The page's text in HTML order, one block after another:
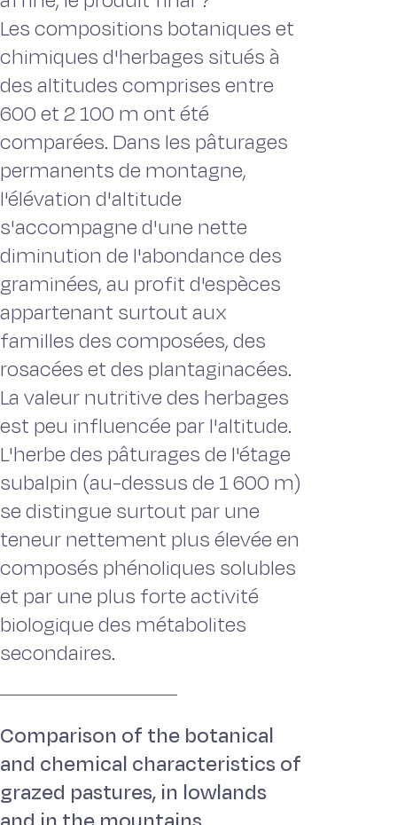
Les compositions botaniques et
chimiques d'herbages situés à
des altitudes comprises entre
600 et 2 100 m ont été
comparées. Dans les pâturages
permanents de montagne,
l'élévation d'altitude
s'accompagne d'une nette
diminution de l'abondance des
graminées, au profit d'espèces
appartenant surtout aux
familles des composées, des
rosacées et des plantaginacées.
La valeur nutritive des herbages
est peu influencée par l'altitude.
L'herbe des pâturages de l'étage
subalpin (au-dessus de 1 600 m)
se distingue surtout par une
teneur nettement plus élevée en
composés phénoliques solubles
et par une plus forte activité
biologique des métabolites
secondaires.
Comparison of the botanical
and chemical characteristics of
grazed pastures, in lowlands